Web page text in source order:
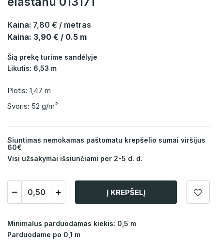
Kaina: 7,80 € / metras
Kaina: 3,90 € / 0.5 m
Šią prekę turime sandėlyje
Likutis: 6,53 m
Plotis: 1,47 m
Svoris: 52 g/m²
Siuntimas nemokamas paštomatu krepšelio sumai viršijus
60€
Visi užsakymai išsiunčiami per 2-5 d. d.
Į KREPŠELĮ
Minimalus parduodamas kiekis: 0,5 m
Parduodame po 0,1 m